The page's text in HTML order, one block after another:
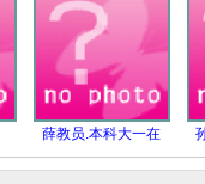
薛教员.本科大一在